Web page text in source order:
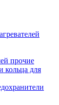
прочие
кольца для